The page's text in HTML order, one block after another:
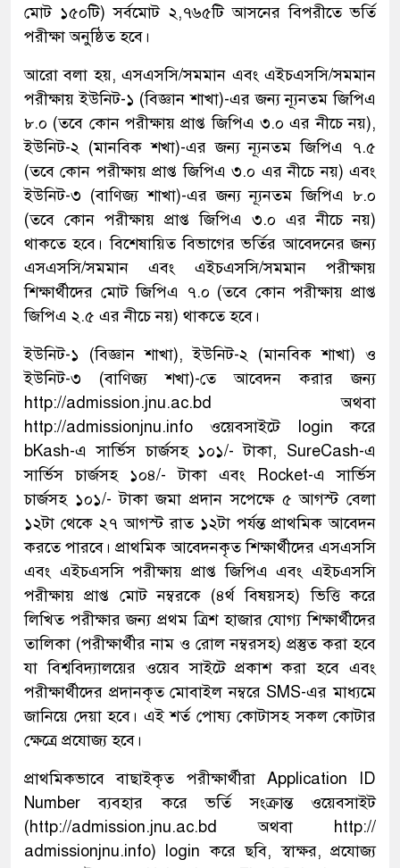
মোট ১৫০টি) সর্বমোট ২,৭৬৫টি আসনের বিপরীতে ভর্তি
পরীক্ষা অনুষ্ঠিত হবে।
আরো বলা হয়, এসএসসি/সমমান এবং এইচএসসি/সমমান
পরীক্ষায় ইউনিট-১ (বিজ্ঞান শাখা)-এর জন্য ন্যূনতম জিপিএ
৮.০ (তবে কোন পরীক্ষায় প্রাপ্ত জিপিএ ৩.০ এর নীচে নয়),
ইউনিট-২ (মানবিক শখা)-এর জন্য ন্যূনতম জিপিএ ৭.৫
(তবে কোন পরীক্ষায় প্রাপ্ত জিপিএ ৩.০ এর নীচে নয়) এবং
ইউনিট-৩ (বাণিজ্য শাখা)-এর জন্য ন্যূনতম জিপিএ ৮.০
(তবে কোন পরীক্ষায় প্রাপ্ত জিপিএ ৩.০ এর নীচে নয়)
থাকতে হবে। বিশেষায়িত বিভাগের ভর্তির আবেদনের জন্য
এসএসসি/সমমান এবং এইচএসসি/সমমান পরীক্ষায়
শিক্ষার্থীদের মোট জিপিএ ৭.০ (তবে কোন পরীক্ষায় প্রাপ্ত
জিপিএ ২.৫ এর নীচে নয়) থাকতে হবে।
ইউনিট-১ (বিজ্ঞান শাখা), ইউনিট-২ (মানবিক শাখা) ও
ইউনিট-৩ (বাণিজ্য শখা)-তে আবেদন করার জন্য
http://admission.jnu.ac.bd অথবা
http://admissionjnu.info ওয়েবসাইটে login করে
bKash-এ সার্ভিস চার্জসহ ১০১/- টাকা, SureCash-এ
সার্ভিস চার্জসহ ১০৪/- টাকা এবং Rocket-এ সার্ভিস
চার্জসহ ১০১/- টাকা জমা প্রদান সপেক্ষে ৫ আগস্ট বেলা
১২টা থেকে ২৭ আগস্ট রাত ১২টা পর্যন্ত প্রাথমিক আবেদন
করতে পারবে। প্রাথমিক আবেদনকৃত শিক্ষার্থীদের এসএসসি
এবং এইচএসসি পরীক্ষায় প্রাপ্ত জিপিএ এবং এইচএসসি
পরীক্ষায় প্রাপ্ত মোট নম্বরকে (৪র্থ বিষয়সহ) ভিত্তি করে
লিখিত পরীক্ষার জন্য প্রথম ত্রিশ হাজার যোগ্য শিক্ষার্থীদের
তালিকা (পরীক্ষার্থীর নাম ও রোল নম্বরসহ) প্রস্তুত করা হবে
যা বিশ্ববিদ্যালয়ের ওয়েব সাইটে প্রকাশ করা হবে এবং
পরীক্ষার্থীদের প্রদানকৃত মোবাইল নম্বরে SMS-এর মাধ্যমে
জানিয়ে দেয়া হবে। এই শর্ত পোষ্য কোটাসহ সকল কোটার
ক্ষেত্রে প্রযোজ্য হবে।
প্রাথমিকভাবে বাছাইকৃত পরীক্ষার্থীরা Application ID
Number ব্যবহার করে ভর্তি সংক্রান্ত ওয়েবসাইট
(http://admission.jnu.ac.bd অথবা http://
admissionjnu.info) login করে ছবি, স্বাক্ষর, প্রযোজ্য